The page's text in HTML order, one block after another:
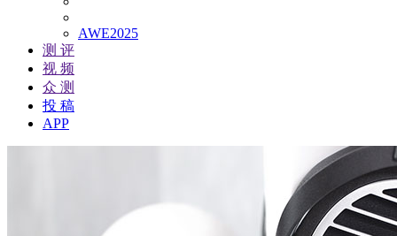
AWE2025
测 评
视 频
众 测
投 稿
APP